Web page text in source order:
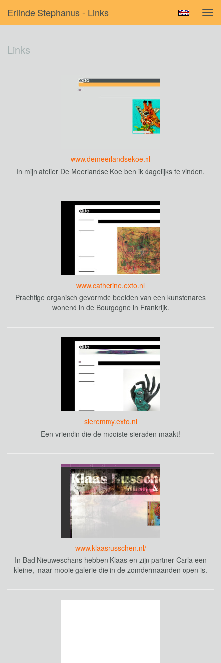
Erlinde Stephanus - Links
Links
www.demeerlandsekoe.nl
In mijn atelier De Meerlandse Koe ben ik dagelijks te vinden.
www.catherine.exto.nl
Prachtige organisch gevormde beelden van een kunstenares
wonend in de Bourgogne in Frankrijk.
sieremmy.exto.nl
Een vriendin die de mooiste sieraden maakt!
www.klaasrusschen.nl/
In Bad Nieuweschans hebben Klaas en zijn partner Carla een
kleine, maar mooie galerie die in de zomdermaanden open is.